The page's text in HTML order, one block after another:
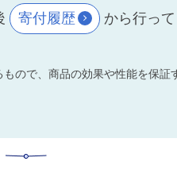
寄付履歴 から行って
ので、商品の効果や性能を保証